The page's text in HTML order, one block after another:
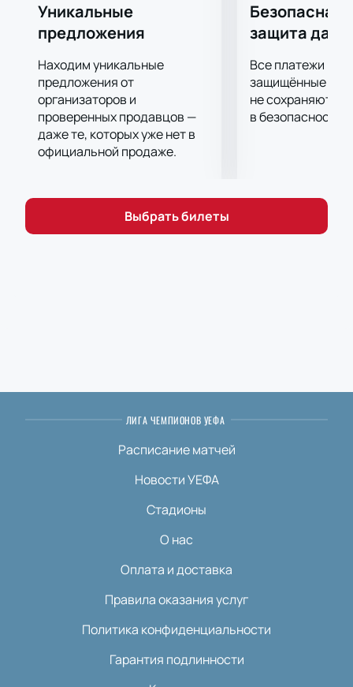
Уникальные
предложения
Находим уникальные
предложения от
организаторов и
проверенных продавцов —
даже те, которых уже нет в
официальной продаже.
Безопасная
защита
Все платежи
защищённые
не сохраняются
в безопасности.
Выбрать билеты
ЛИГА ЧЕМПИОНОВ УЕФА
Расписание матчей
Новости УЕФА
Стадионы
О нас
Оплата и доставка
Правила оказания услуг
Политика конфиденциальности
Гарантия подлинности